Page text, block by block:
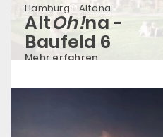
Hamburg - Altona
AltOh!na -
Baufeld 6
Mehr erfahren